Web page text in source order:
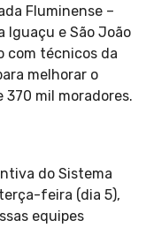
Fluminense –
Iguaçu e São João
com técnicos da
melhorar o
370 mil moradores.
do Sistema
feira (dia 5),
equipes